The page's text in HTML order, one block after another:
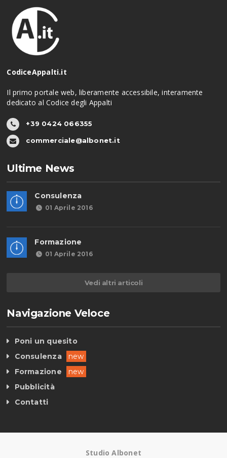
CodiceAppalti.it
Il primo portale web, liberamente accessibile, interamente
dedicato al Codice degli Appalti
+39 0424 066355
commerciale@albonet.it
Ultime News
Consulenza
01 Aprile 2016
Formazione
01 Aprile 2016
Vedi altri articoli
Navigazione Veloce
Poni un quesito
Consulenza
new
Formazione
new
Pubblicità
Contatti
Studio Albonet